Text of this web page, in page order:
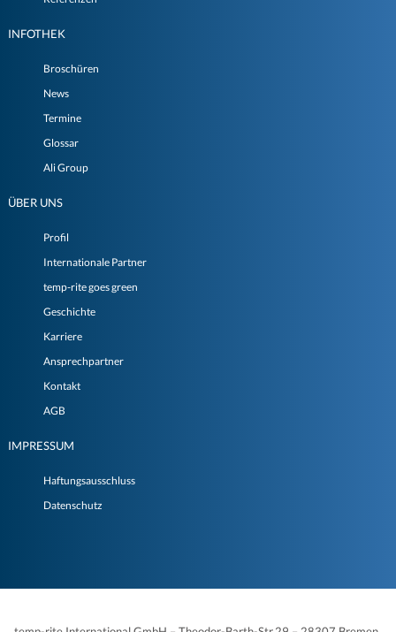
INFOTHEK
Broschüren
News
Termine
Glossar
Ali Group
ÜBER UNS
Profil
Internationale Partner
temp-rite goes green
Geschichte
Karriere
Ansprechpartner
Kontakt
AGB
IMPRESSUM
Haftungsausschluss
Datenschutz